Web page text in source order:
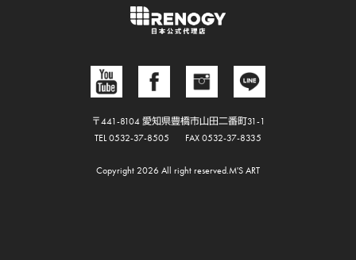
〒441-8104 愛知県豊橋市山田二番町31-1
TEL 0532-37-8505
FAX 0532-37-8335
Copyright 2026 All right reserved.M'S ART